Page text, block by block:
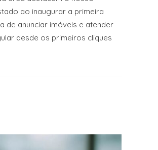
ao inaugurar a primeira
de anunciar imóveis e atender
desde os primeiros cliques